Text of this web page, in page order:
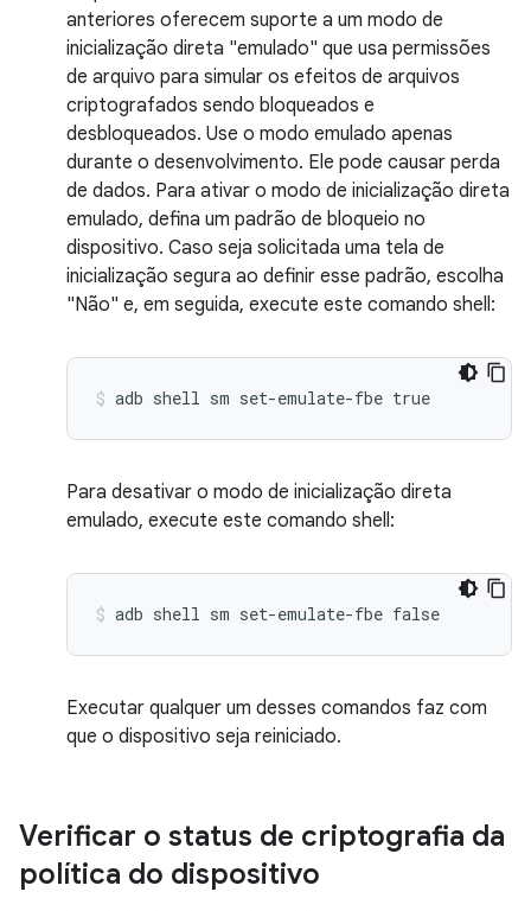
anteriores oferecem suporte a um modo de
inicialização direta "emulado" que usa permissões
de arquivo para simular os efeitos de arquivos
criptografados sendo bloqueados e
desbloqueados. Use o modo emulado apenas
durante o desenvolvimento. Ele pode causar perda
de dados. Para ativar o modo de inicialização direta
emulado, defina um padrão de bloqueio no
dispositivo. Caso seja solicitada uma tela de
inicialização segura ao definir esse padrão, escolha
"Não" e, em seguida, execute este comando shell:
Para desativar o modo de inicialização direta
emulado, execute este comando shell:
Executar qualquer um desses comandos faz com
que o dispositivo seja reiniciado.
Verificar o status de criptografia da
política do dispositivo